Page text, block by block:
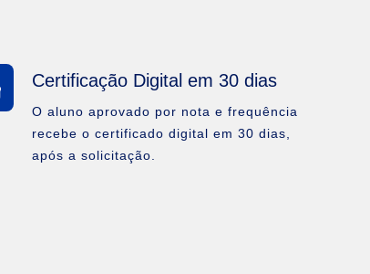
Certificação Digital em 30 dias
O aluno aprovado por nota e frequência
recebe o certificado digital em 30 dias,
após a solicitação.